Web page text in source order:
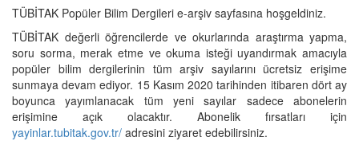
TÜBİTAK Popüler Bilim Dergileri e-arşiv sayfasına hoşgeldiniz.
TÜBİTAK değerli öğrencilerde ve okurlarında araştırma yapma,
soru sorma, merak etme ve okuma isteği uyandırmak amacıyla
popüler bilim dergilerinin tüm arşiv sayılarını ücretsiz erişime
sunmaya devam ediyor. 15 Kasım 2020 tarihinden itibaren dört ay
boyunca yayımlanacak tüm yeni sayılar sadece abonelerin
erişimine açık olacaktır. Abonelik fırsatları için
yayinlar.tubitak.gov.tr/ adresini ziyaret edebilirsiniz.